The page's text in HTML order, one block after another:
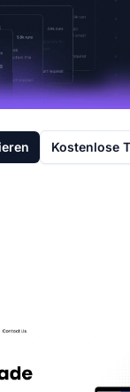
Kostenlose